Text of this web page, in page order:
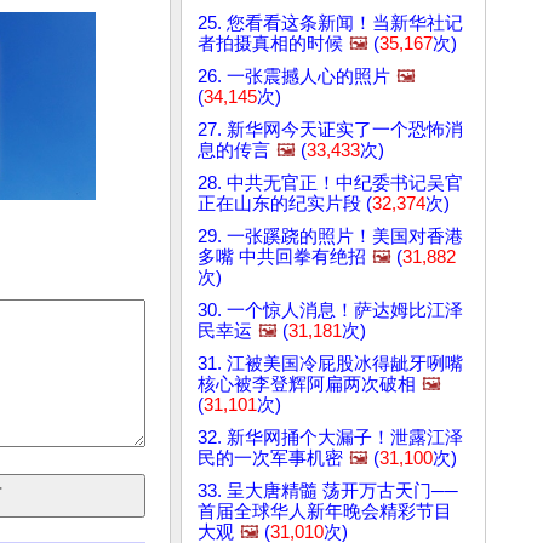
25. 您看看这条新闻！当新华社记
者拍摄真相的时候 🖼️ (35,167次)
26. 一张震撼人心的照片 🖼️
(34,145次)
27. 新华网今天证实了一个恐怖消
息的传言 🖼️ (33,433次)
28. 中共无官正！中纪委书记吴官
正在山东的纪实片段 (32,374次)
29. 一张蹊跷的照片！美国对香港
多嘴 中共回拳有绝招 🖼️ (31,882
次)
30. 一个惊人消息！萨达姆比江泽
民幸运 🖼️ (31,181次)
31. 江被美国冷屁股冰得龇牙咧嘴
核心被李登辉阿扁两次破相 🖼️
(31,101次)
32. 新华网捅个大漏子！泄露江泽
民的一次军事机密 🖼️ (31,100次)
33. 呈大唐精髓 荡开万古天门──
首届全球华人新年晚会精彩节目
大观 🖼️ (31,010次)